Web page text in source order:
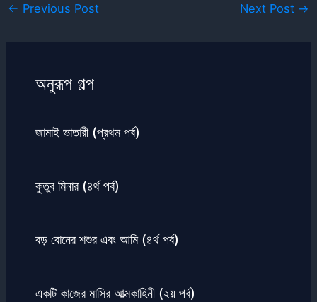
← Previous Post Next Post →
অনুরূপ গল্প
জামাই ভাতারী (প্রথম পর্ব)
কুতুব মিনার (৪র্থ পর্ব)
বড় বোনের শশুর এবং আমি (৪র্থ পর্ব)
একটি কাজের মাসির আত্মকাহিনী (২য় পর্ব)